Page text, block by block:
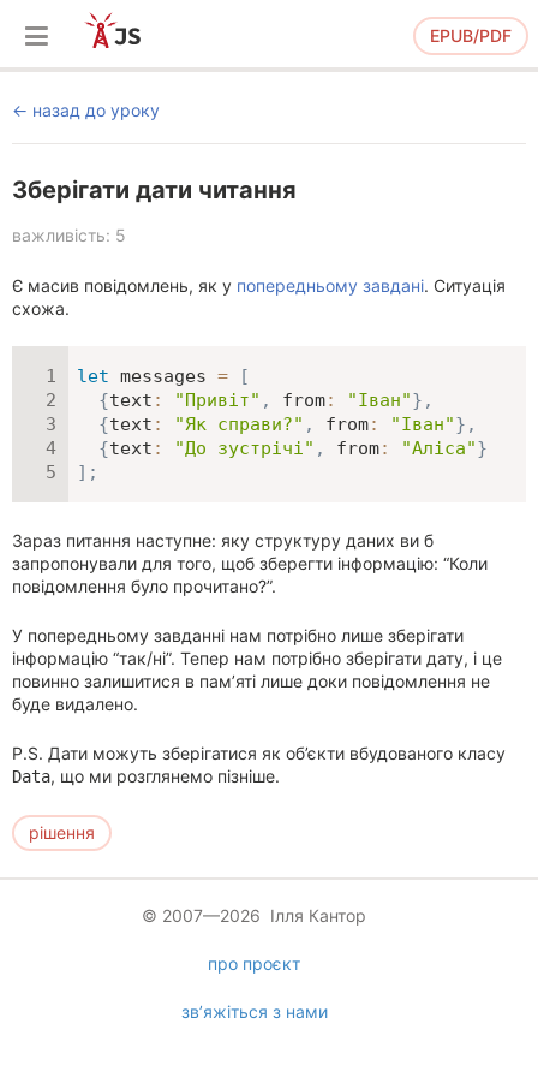
EPUB/PDF
назад до уроку
Зберігати дати читання
важливість: 5
Є масив повідомлень, як у попередньому завдані. Ситуація
схожа.
let messages =
[
{text : "Привіт" , from: "Іван"} ,
{text : "Як справи?" , from: "Іван"} ,
{text : "До зустрічі" , from: "Аліса"}
] ;
Зараз питання наступне: яку структуру даних ви б
запропонували для того, щоб зберегти інформацію: “Коли
повідомлення було прочитано?”.
У попередньому завданні нам потрібно лише зберігати
інформацію “так/ні”. Тепер нам потрібно зберігати дату, і це
повинно залишитися в пам’яті лише доки повідомлення не
буде видалено.
P.S. Дати можуть зберігатися як об’єкти вбудованого класу
Data, що ми розглянемо пізніше.
рішення
© 2007—2026 Ілля Кантор
про проєкт
зв’яжіться з нами